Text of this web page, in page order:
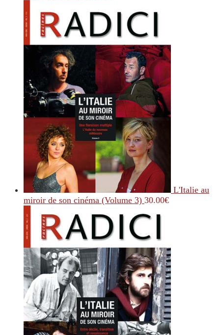
L'Italie au
miroir de son cinéma (Volume 3) 30.00€